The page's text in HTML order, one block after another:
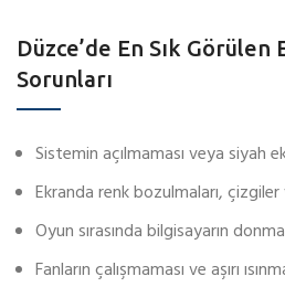
Düzce’de En Sık Görülen
Sorunları
Sistemin açılmaması veya siyah
Ekranda renk bozulmaları,
Oyun sırasında bilgisayarın
Fanların çalışmaması ve aşırı